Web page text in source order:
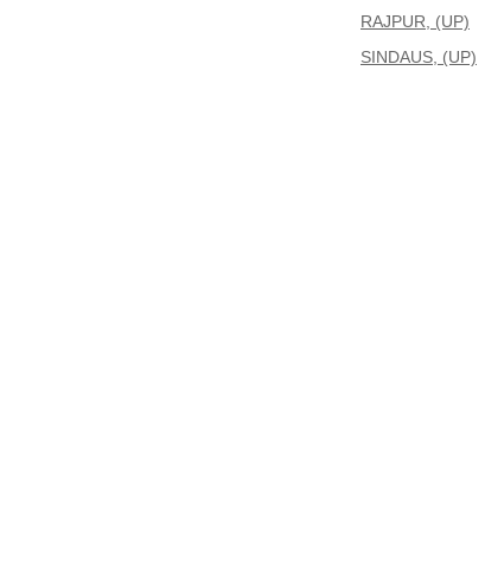
RAJPUR, (UP)
SINDAUS, (UP)